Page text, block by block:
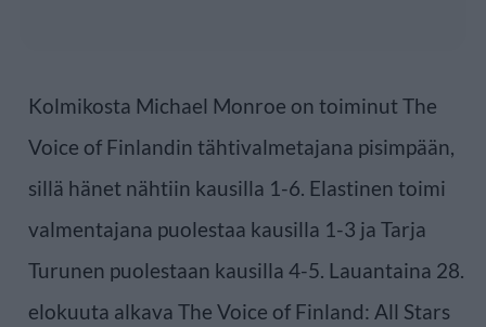
Kolmikosta Michael Monroe on toiminut The
Voice of Finlandin tähtivalmetajana pisimpään,
sillä hänet nähtiin kausilla 1-6. Elastinen toimi
valmentajana puolestaa kausilla 1-3 ja Tarja
Turunen puolestaan kausilla 4-5. Lauantaina 28.
elokuuta alkava The Voice of Finland: All Stars